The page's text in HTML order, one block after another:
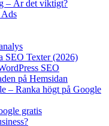
– Är det viktigt?
SEO Texter (2026)
SEO
på Hemsidan
– Ranka högt på Google
gratis